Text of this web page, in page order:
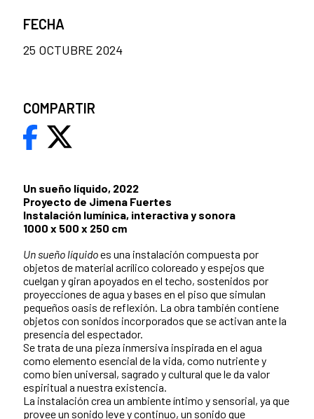
Un sueño líquido, 2022
Proyecto de Jimena Fuertes
Instalación lumínica, interactiva y sonora
1000 x 500 x 250 cm
Un sueño líquidoes una instalación compuesta por
objetos de material acrílico coloreado y espejos que
cuelgan y giran apoyados en el techo, sostenidos por
proyecciones de agua y bases en el piso que simulan
pequeños oasis de reflexión. La obra también contiene
objetos con sonidos incorporados que se activan ante la
presencia del espectador.
Se trata de una pieza inmersiva inspirada en el agua
como elemento esencial de la vida, como nutriente y
como bien universal, sagrado y cultural que le da valor
espiritual a nuestra existencia.
La instalación crea un ambiente íntimo y sensorial, ya que
provee un sonido leve y continuo, un sonido que
FECHA
25 OCTUBRE 2024
COMPARTIR